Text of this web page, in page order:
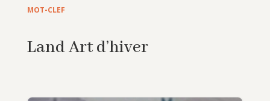
MOT-CLEF
Land Art d’hiver